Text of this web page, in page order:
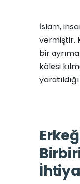
İslam,
vermiştir.
bir
kölesi